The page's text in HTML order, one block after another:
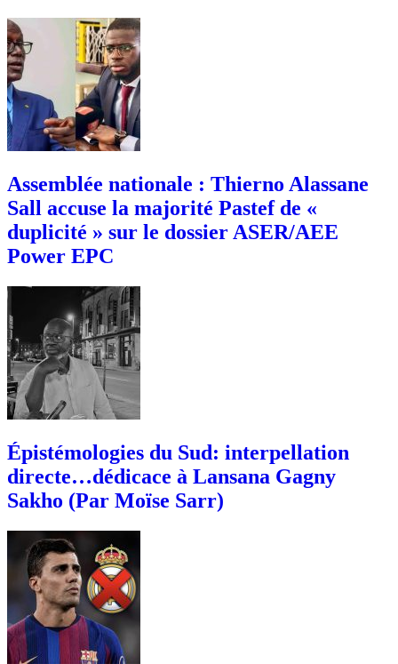
Assemblée nationale : Thierno Alassane
Sall accuse la majorité Pastef de «
duplicité » sur le dossier ASER/AEE
Power EPC
Épistémologies du Sud: interpellation
directe…dédicace à Lansana Gagny
Sakho (Par Moïse Sarr)